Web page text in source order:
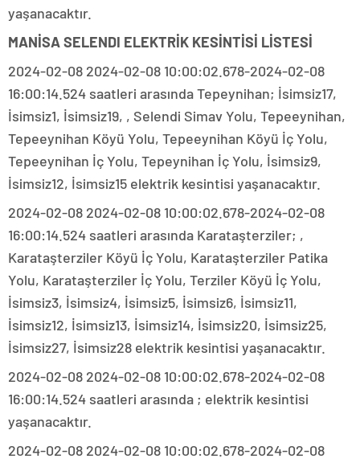
yaşanacaktır.
MANİSA SELENDI ELEKTRİK KESİNTİSİ LİSTESİ
2024-02-08 2024-02-08 10:00:02.678-2024-02-08
16:00:14.524 saatleri arasında Tepeynihan; İsimsiz17,
İsimsiz1, İsimsiz19, , Selendi Simav Yolu, Tepeeynihan,
Tepeeynihan Köyü Yolu, Tepeeynihan Köyü İç Yolu,
Tepeeynihan İç Yolu, Tepeynihan İç Yolu, İsimsiz9,
İsimsiz12, İsimsiz15 elektrik kesintisi yaşanacaktır.
2024-02-08 2024-02-08 10:00:02.678-2024-02-08
16:00:14.524 saatleri arasında Karataşterziler; ,
Karataşterziler Köyü İç Yolu, Karataşterziler Patika
Yolu, Karataşterziler İç Yolu, Terziler Köyü İç Yolu,
İsimsiz3, İsimsiz4, İsimsiz5, İsimsiz6, İsimsiz11,
İsimsiz12, İsimsiz13, İsimsiz14, İsimsiz20, İsimsiz25,
İsimsiz27, İsimsiz28 elektrik kesintisi yaşanacaktır.
2024-02-08 2024-02-08 10:00:02.678-2024-02-08
16:00:14.524 saatleri arasında ; elektrik kesintisi
yaşanacaktır.
2024-02-08 2024-02-08 10:00:02.678-2024-02-08